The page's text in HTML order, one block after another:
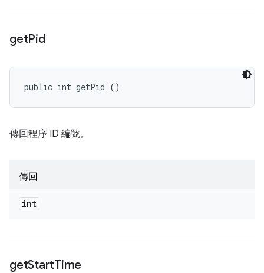
getPid
public int getPid ()
傳回程序 ID 編號。
傳回
int
getStartTime